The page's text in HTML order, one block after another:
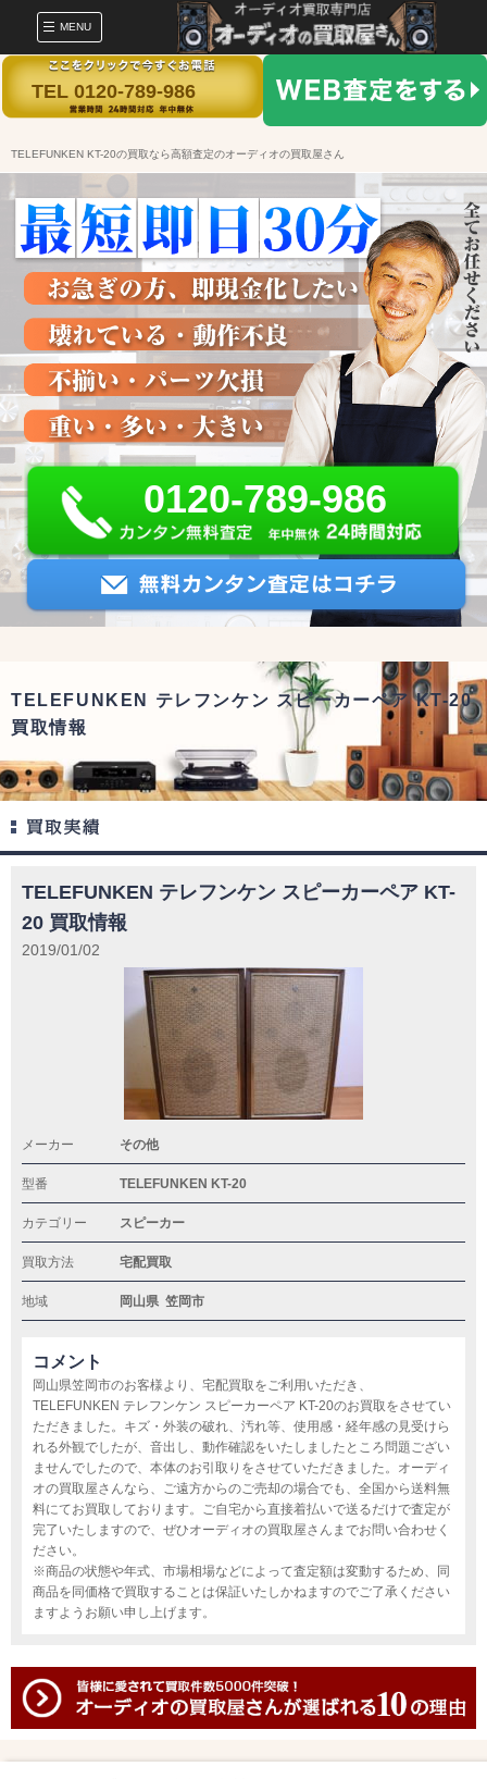
MENU
TEL 0120-789-986
TELEFUNKEN KT-20の買取なら高額査定のオーディオの買取屋さん
0120-789-986
TELEFUNKEN テレフンケン スピーカーペア KT-20
買取情報
TELEFUNKEN テレフンケン スピーカーペア KT-
20 買取情報
2019/01/02
メーカー その他
型番 TELEFUNKEN KT-20
カテゴリー スピーカー
買取方法 宅配買取
地域 岡山県 笠岡市
コメント
岡山県笠岡市のお客様より、宅配買取をご利用いただき、
TELEFUNKEN テレフンケン スピーカーペア KT-20のお買取をさせてい
ただきました。キズ・外装の破れ、汚れ等、使用感・経年感の見受けら
れる外観でしたが、音出し、動作確認をいたしましたところ問題ござい
ませんでしたので、本体のお引取りをさせていただきました。オーディ
オの買取屋さんなら、ご遠方からのご売却の場合でも、全国から送料無
料にてお買取しております。ご自宅から直接着払いで送るだけで査定が
完了いたしますので、ぜひオーディオの買取屋さんまでお問い合わせく
ださい。
※商品の状態や年式、市場相場などによって査定額は変動するため、同
商品を同価格で買取することは保証いたしかねますのでご了承ください
ますようお願い申し上げます。